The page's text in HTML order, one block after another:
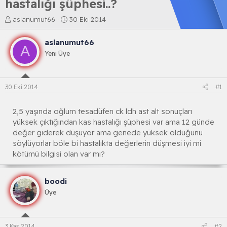
hastalığı şüphesi..?
K
o
n
b
u
y
a
l
a
t
a
n
aslanumut66
B
a
l
a
ç
a
r
i
h
30 Eki 2014
A
aslanumut66
Yeni Üye
30 Eki 2014 #1
2,5 yaşında oğlum tesadüfen ck ldh ast alt sonuçları
yüksek çıktığından kas hastalığı şüphesi var ama 12 günde
değer giderek düşüyor ama genede yüksek olduğunu
söylüyorlar böle bi hastalıkta değerlerin düşmesi iyi mi
kötümü bilgisi olan var mı?
boodi
Üye